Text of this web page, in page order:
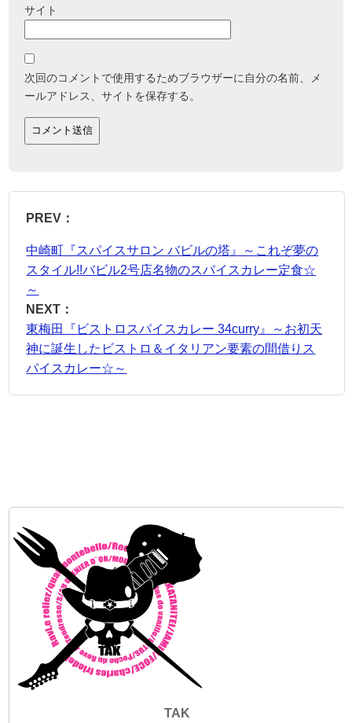
サイト
次回のコメントで使用するためブラウザーに自分の名前、メ
ールアドレス、サイトを保存する。
PREV：
中崎町『スパイスサロン バビルの塔』～これぞ夢の
スタイル!!バビル2号店名物のスパイスカレー定食☆
～
NEXT：
東梅田『ビストロスパイスカレー 34curry』～お初天
神に誕生したビストロ＆イタリアン要素の間借りス
パイスカレー☆～
TAK